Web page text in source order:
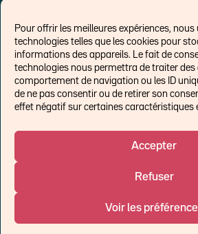
Pour offrir les meilleures expériences, nous
technologies telles que les cookies pour
informations des appareils. Le fait de
technologies nous permettra de traiter des
comportement de navigation ou les ID
de ne pas consentir ou de retirer son
effet négatif sur certaines caractéristiques
Accepter
Refuser
Voir les
LIENS EXTERNES
Chroniques pour
Economistes
Think tank
Politique de cookies
Un affilié de :